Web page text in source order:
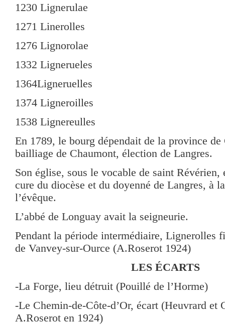
1230 Lignerulae
1271 Linerolles
1276 Lignorolae
1332 Lignerueles
1364Ligneruelles
1374 Ligneroilles
1538 Lignereulles
En 1789, le bourg dépendait de la province de
bailliage de Chaumont, élection de Langres.
Son église, sous le vocable de saint Révérien,
cure du diocèse et du doyenné de Langres, à
l’évêque.
L’abbé de Longuay avait la seigneurie.
Pendant la période intermédiaire, Lignerolles
de Vanvey-sur-Ource (A.Roserot 1924)
LES ÉCARTS
-La Forge, lieu détruit (Pouillé de l’Horme)
-Le Chemin-de-Côte-d’Or, écart (Heuvrard et
A.Roserot en 1924)